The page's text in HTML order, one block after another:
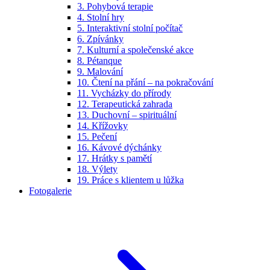
3. Pohybová terapie
4. Stolní hry
5. Interaktivní stolní počítač
6. Zpívánky
7. Kulturní a společenské akce
8. Pétanque
9. Malování
10. Čtení na přání – na pokračování
11. Vycházky do přírody
12. Terapeutická zahrada
13. Duchovní – spirituální
14. Křížovky
15. Pečení
16. Kávové dýchánky
17. Hrátky s pamětí
18. Výlety
19. Práce s klientem u lůžka
Fotogalerie